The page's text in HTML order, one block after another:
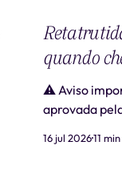
quando
⚠️ Aviso
aprovada
como
16 jul 202611